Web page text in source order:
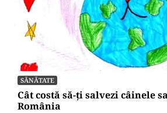
SĂNĂTATE
Cât costă să-ți salvezi câinele
România